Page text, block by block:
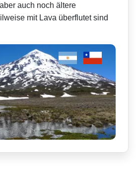
auch noch ältere
mit Lava überflutet sind